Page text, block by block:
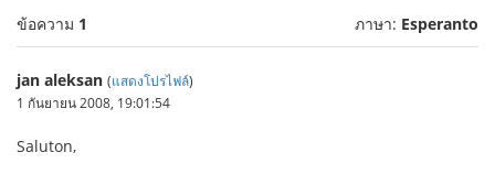
ข้อความ 1 ภาษา: Esperanto
jan aleksan (แสดงโปรไฟล์)
1 กันยายน 2008, 19:01:54
Saluton,